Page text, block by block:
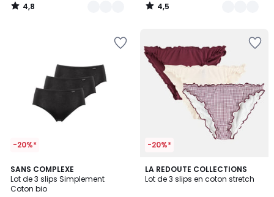
4,8
/
4,5
/
-20%*
SANS COMPLEXE
Lot de 3 slips Simplement
Coton bio
4
/
5
4
Couleurs
-20%*
LA REDOUTE COLLECTIONS
Lot de 3 slips en coton stretch
4,9
/ 5
2
Couleurs